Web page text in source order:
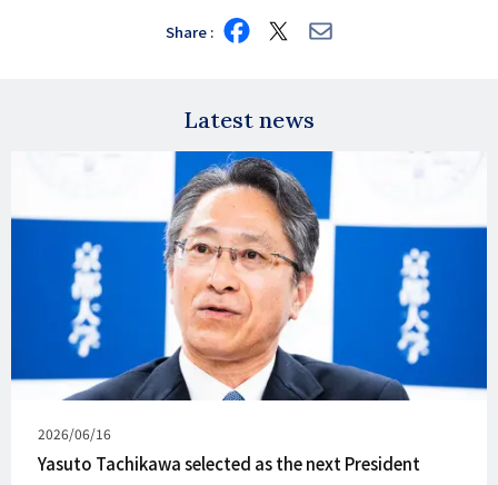
Share Share
on
Share
on
Share
via
Latest news
발
행
일
2026/06/16
Yasuto Tachikawa selected as the next President